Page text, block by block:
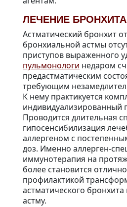
ЛЕЧЕНИЕ БРОНХИТА
Астматический бронхит
бронхиальной астмы
приступов выраженного
пульмонологи недаром
предастматическим
требующим
К нему практикуется
индивидуализированный
Проводится длительная
гипосенсибилизация
аллергеном с
доз. Именно аллерген-
иммунотерапия на
более становится
профилактикой
астматического
астму.